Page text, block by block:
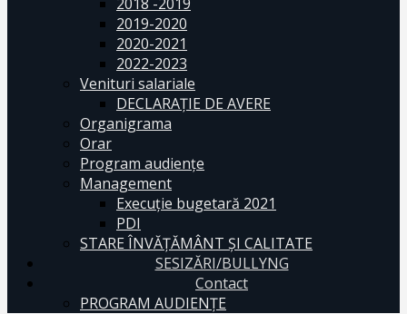
2019-2020
2020-2021
2022-2023
Venituri salariale
DECLARAŢIE DE AVERE
Organigrama
Orar
Program audiențe
Management
Execuţie bugetară 2021
PDI
STARE ÎNVĂȚĂMÂNT ȘI CALITATE
SESIZĂRI/BULLYNG
Contact
PROGRAM AUDIENŢE